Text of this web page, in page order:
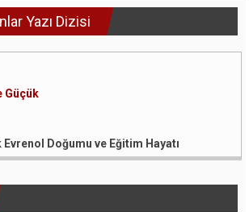
Yazı Dizisi
Güçük
Doğumu ve Eğitim Hayatı